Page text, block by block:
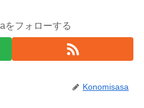
をフォローする
Konomisasa